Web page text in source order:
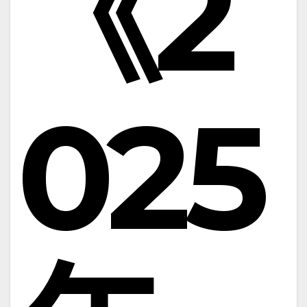
025